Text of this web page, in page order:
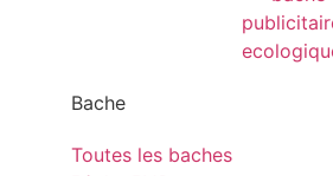
Bache
Toutes les baches